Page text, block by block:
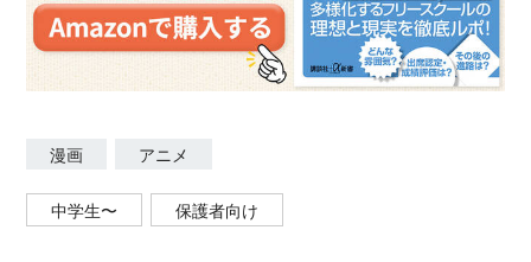
漫画 アニメ
中学生〜 保護者向け